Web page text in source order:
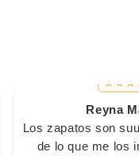
Reyna
Los zapatos son
de lo que me los